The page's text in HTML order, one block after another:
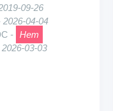
09-26
2026-04-04
- Нет
2026-03-03